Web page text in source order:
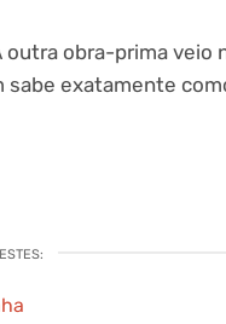
outra obra-prima veio
sabe exatamente